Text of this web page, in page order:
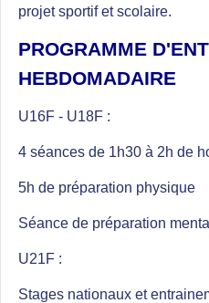
projet sportif et scolaire.
PROGRAMME
HEBDOMADAIRE
U16F - U18F :
4 séances de 1h30 à 2h de
5h de préparation physique
Séance de préparation
U21F :
Stages nationaux et